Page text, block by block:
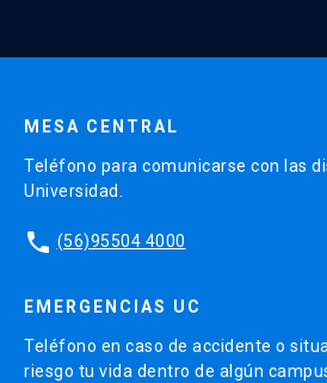
MESA CENTRAL
Teléfono para comunicarse con las
Universidad.
phone (56)95504 4000
EMERGENCIAS UC
Teléfono en caso de accidente o
riesgo tu vida dentro de algún